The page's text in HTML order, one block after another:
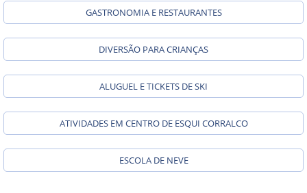
GASTRONOMIA E RESTAURANTES
DIVERSÃO PARA CRIANÇAS
ALUGUEL E TICKETS DE SKI
ATIVIDADES EM CENTRO DE ESQUI CORRALCO
ESCOLA DE NEVE